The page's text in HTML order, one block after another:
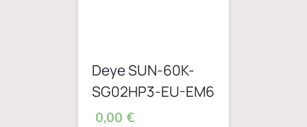
Deye SUN-60K-
SG02HP3-EU-EM6
0,00 €